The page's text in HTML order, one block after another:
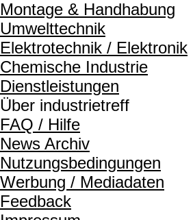
Montage & Handhabung
Umwelttechnik
Elektrotechnik / Elektronik
Chemische Industrie
Dienstleistungen
Über industrietreff
FAQ / Hilfe
News Archiv
Nutzungsbedingungen
Werbung / Mediadaten
Feedback